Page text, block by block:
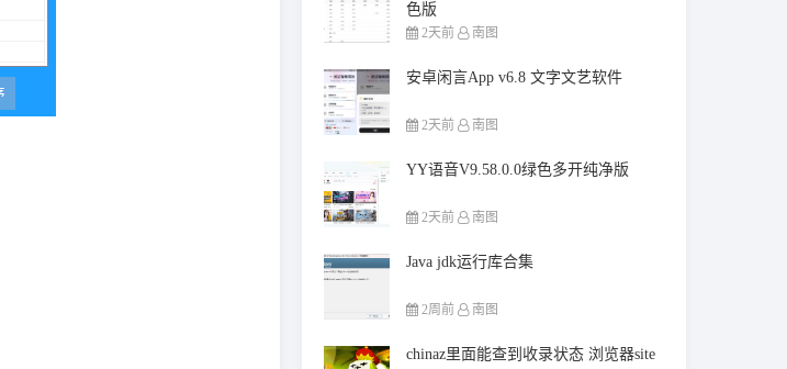
色版
2天前 南图
安卓闲言App v6.8 文字文艺软件
2天前 南图
YY语音V9.58.0.0绿色多开纯净版
2天前 南图
Java jdk运行库合集
2周前 南图
chinaz里面能查到收录状态 浏览器site